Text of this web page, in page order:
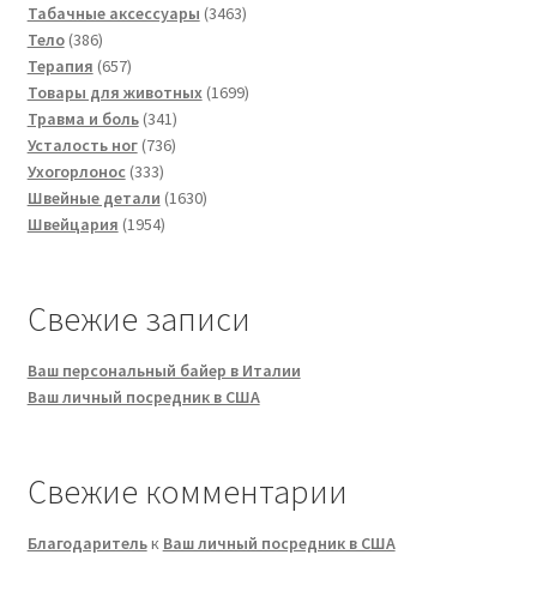
товаров
Табачные аксессуары 34633463
Тело 386386
товаров
Терапия 657657
товаров
Товары для животных 16991699
Травма и боль 341341
товар
Усталость ног 736736
Ухогорлонос 333333
товара
Швейные детали 16301630
Швейцария 19541954
Свежие записи
Ваш персональный байер в Италии
Ваш личный посредник в США
Свежие комментарии
Благодарительк Ваш личный посредник в США